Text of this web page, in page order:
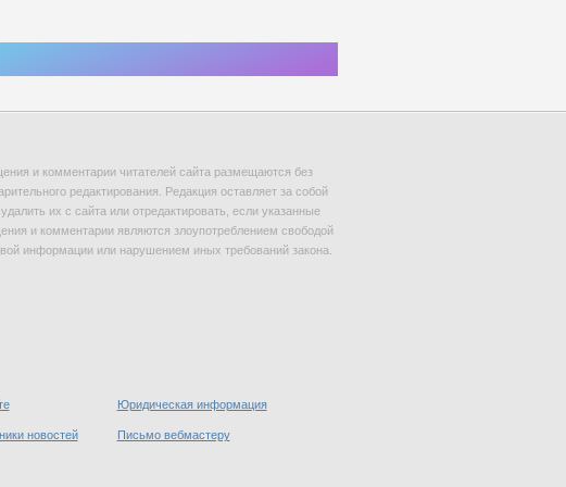
и комментарии читателей сайта размещаются без
редактирования. Редакция оставляет за собой
их с сайта или отредактировать, если указанные
и комментарии являются злоупотреблением свободой
информации или нарушением иных требований закона.
Юридическая информация
новостей Письмо вебмастеру